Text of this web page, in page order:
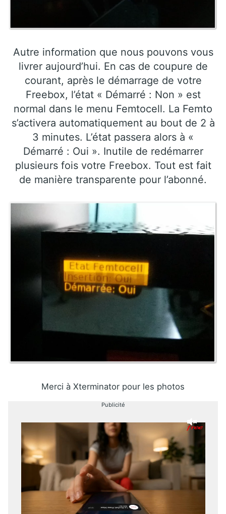
Autre information que nous pouvons vous
livrer aujourd’hui. En cas de coupure de
courant, après le démarrage de votre
Freebox, l’état « Démarré : Non » est
normal dans le menu Femtocell. La Femto
s’activera automatiquement au bout de 2 à
3 minutes. L’état passera alors à «
Démarré : Oui ». Inutile de redémarrer
plusieurs fois votre Freebox. Tout est fait
de manière transparente pour l’abonné.
Merci à Xterminator pour les photos
Publicité